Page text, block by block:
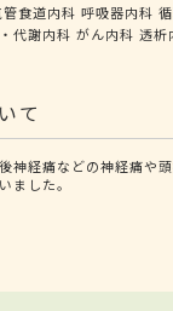
管食道内科 呼吸器内科
代謝内科 がん内科 透析
て
神経痛などの神経痛や
ました。